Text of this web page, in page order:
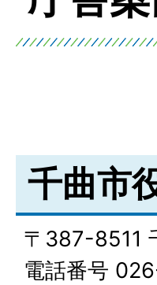
千曲市
〒387-8511
電話番号